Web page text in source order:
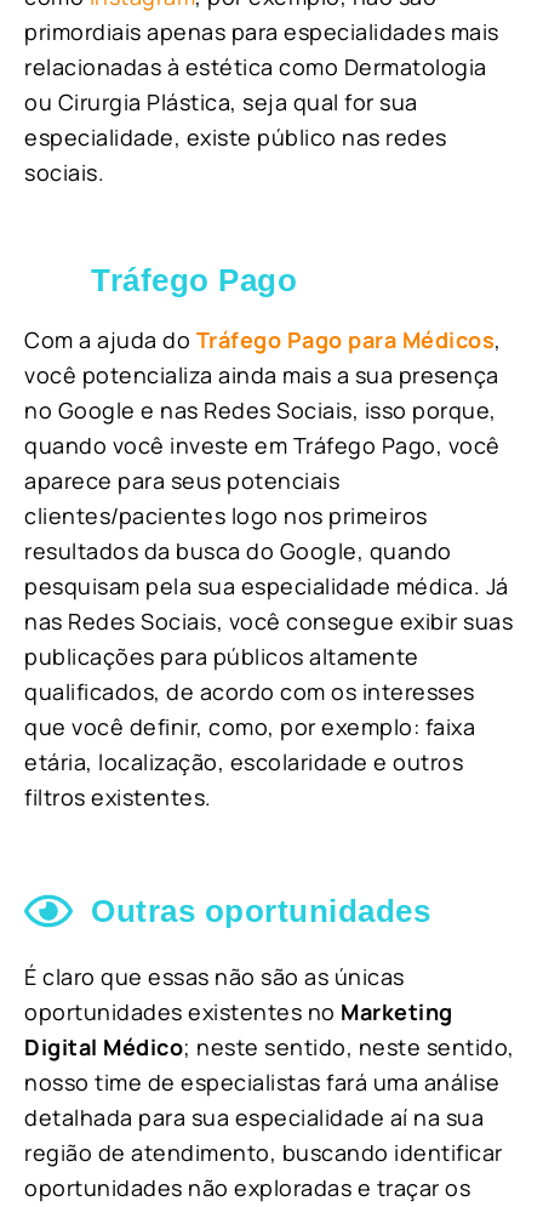
primordiais apenas para especialidades mais
relacionadas à estética como Dermatologia
ou Cirurgia Plástica, seja qual for sua
especialidade, existe público nas redes
sociais.
Tráfego Pago
Com a ajuda do Tráfego Pago para Médicos,
você potencializa ainda mais a sua presença
no Google e nas Redes Sociais, isso porque,
quando você investe em Tráfego Pago, você
aparece para seus potenciais
clientes/pacientes logo nos primeiros
resultados da busca do Google, quando
pesquisam pela sua especialidade médica. Já
nas Redes Sociais, você consegue exibir suas
publicações para públicos altamente
qualificados, de acordo com os interesses
que você definir, como, por exemplo: faixa
etária, localização, escolaridade e outros
filtros existentes.
Outras oportunidades
É claro que essas não são as únicas
oportunidades existentes no Marketing
Digital Médico; neste sentido, neste sentido,
nosso time de especialistas fará uma análise
detalhada para sua especialidade aí na sua
região de atendimento, buscando identificar
oportunidades não exploradas e traçar os